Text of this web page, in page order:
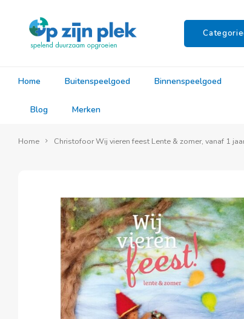
Home Buitenspeelgoed Binnenspeelgoed
Blog Merken
Home Christofoor Wij vieren feest Lente & zomer, vanaf 1